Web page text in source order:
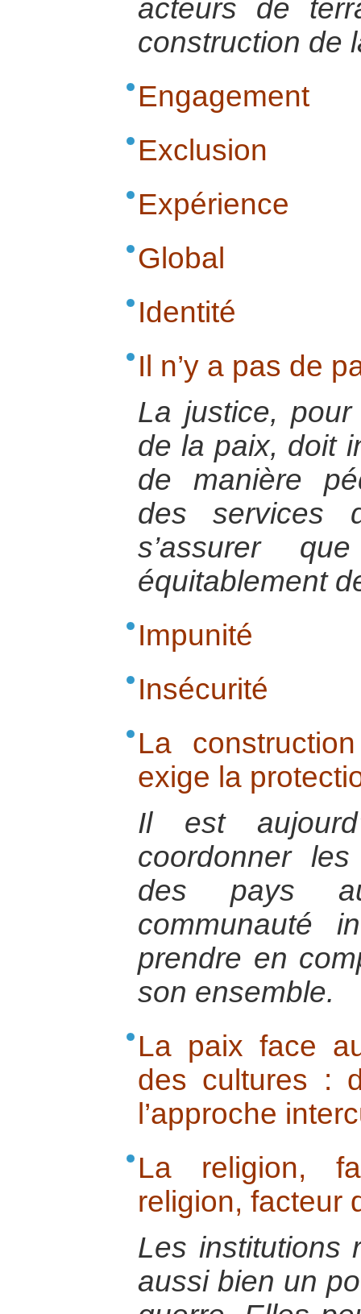
acteurs de
construction de
Engagement
Exclusion
Expérience
Global
Identité
Il n’y a pas de
La justice,
de la paix, doit
de manière
des services
s’assurer
équitablement
Impunité
Insécurité
La
exige la
Il est
coordonner
des pays
communauté
prendre en
son ensemble.
La paix face
des cultures :
l’approche
La religion,
religion, facteur
Les institutions
aussi bien un